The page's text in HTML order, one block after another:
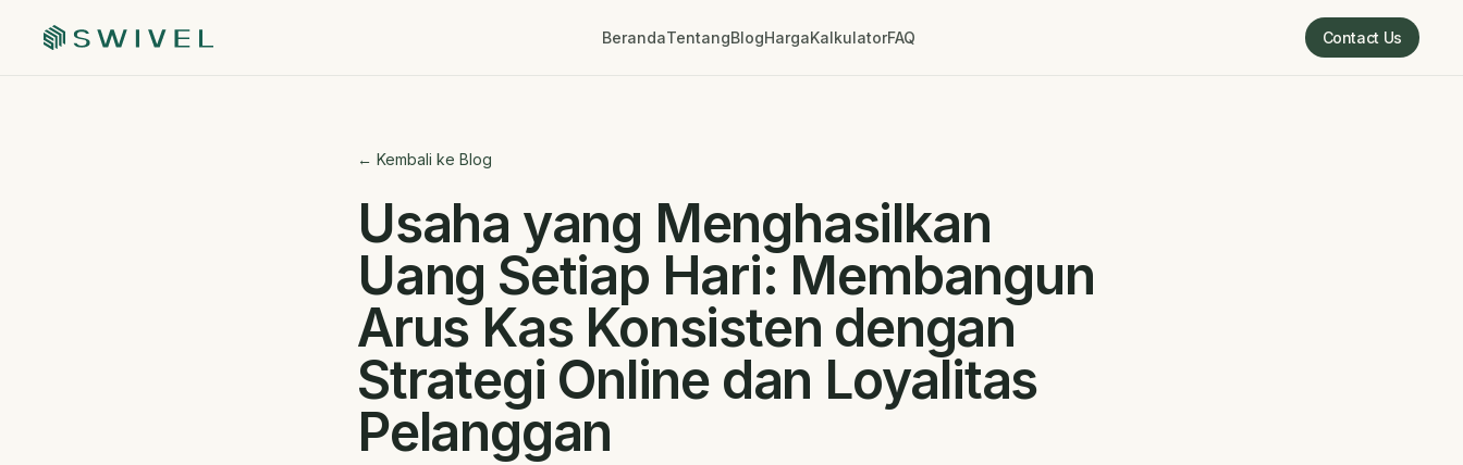
BerandaTentangBlogHargaKalkulatorFAQ
Contact Us
Contact Us
← Kembali ke Blog
Usaha yang Menghasilkan
Uang Setiap Hari: Membangun
Arus Kas Konsisten dengan
Strategi Online dan Loyalitas
Pelanggan